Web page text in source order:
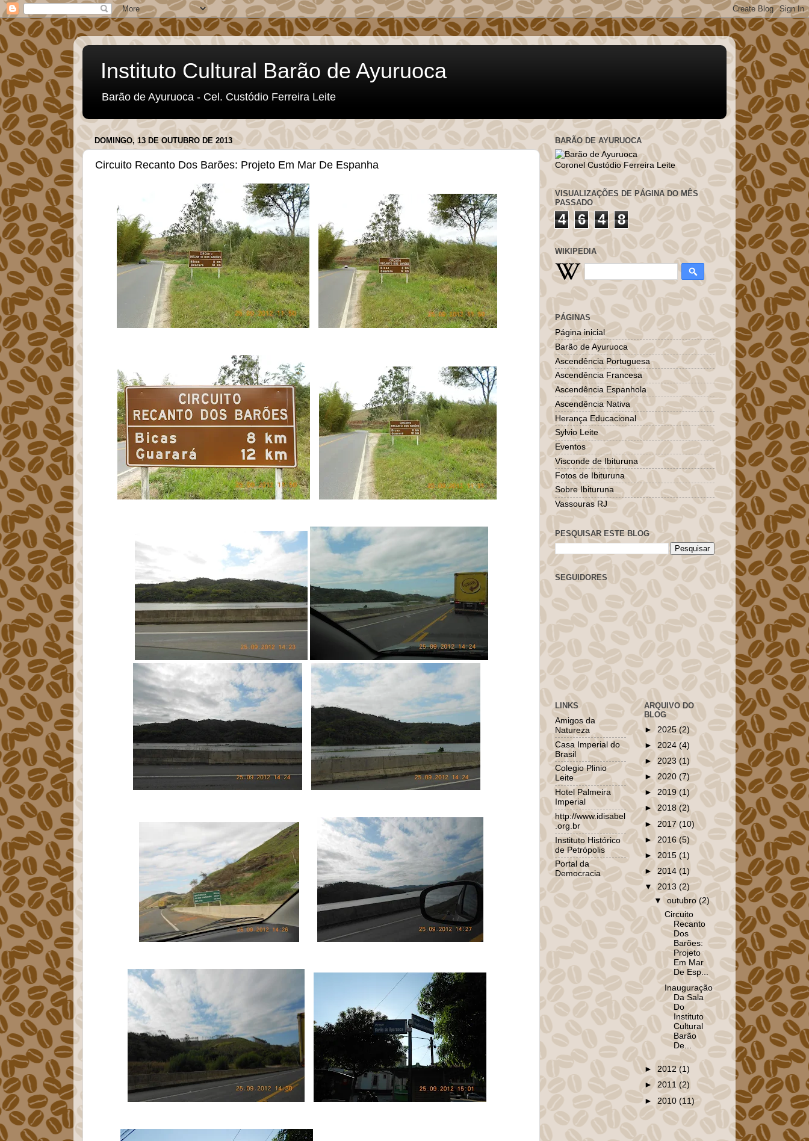
Instituto Cultural Barão de Ayuruoca
Barão de Ayuruoca - Cel. Custódio Ferreira Leite
DOMINGO, 13 DE OUTUBRO DE 2013
Circuito Recanto Dos Barões: Projeto Em Mar De Espanha
BARÃO DE AYURUOCA
Coronel Custódio Ferreira Leite
VISUALIZAÇÕES DE PÁGINA DO MÊS
PASSADO
4 6 4 8
WIKIPEDIA
PÁGINAS
Página inicial
Barão de Ayuruoca
Ascendência Portuguesa
Ascendência Francesa
Ascendência Espanhola
Ascendência Nativa
Herança Educacional
Sylvio Leite
Eventos
Visconde de Ibituruna
Fotos de Ibituruna
Sobre Ibituruna
Vassouras RJ
PESQUISAR ESTE BLOG
SEGUIDORES
LINKS
Amigos da
Natureza
Casa Imperial do
Brasil
Colegio Plinio
Leite
Hotel Palmeira
Imperial
http://www.idisabel
.org.br
Instituto Histórico
de Petrópolis
Portal da
Democracia
ARQUIVO DO
BLOG
► 2025 (2)
► 2024 (4)
► 2023 (1)
► 2020 (7)
► 2019 (1)
► 2018 (2)
► 2017 (10)
► 2016 (5)
► 2015 (1)
► 2014 (1)
▼ 2013 (2)
▼outubro(2)
Circuito
Recanto
Dos
Barões:
Projeto
Em Mar
De Esp...
Inauguração
Da Sala
Do
Instituto
Cultural
Barão
De...
► 2012 (1)
► 2011 (2)
► 2010 (11)